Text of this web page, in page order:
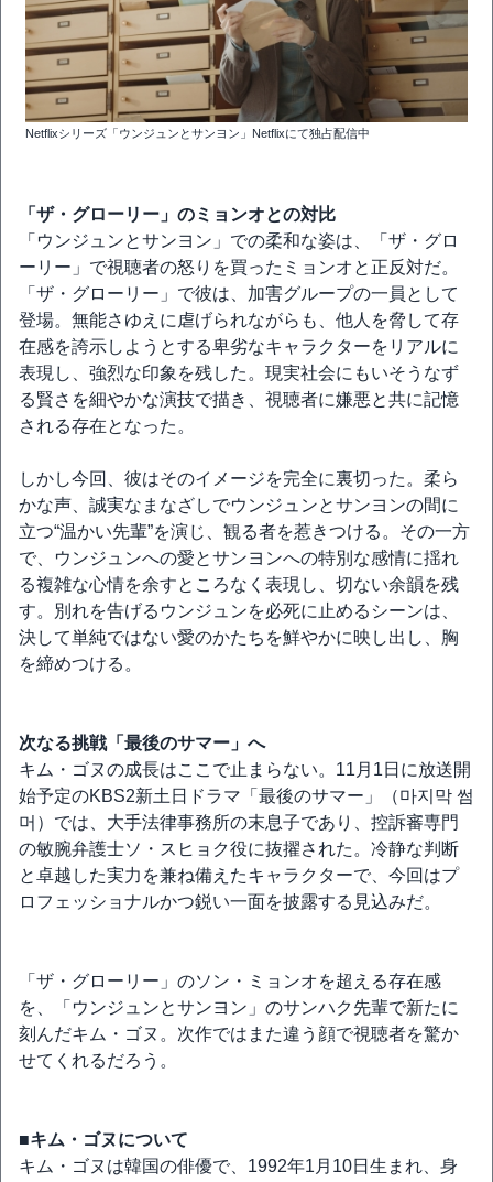
Netflixシリーズ「ウンジュンとサンヨン」Netflixにて独占配信中
「ザ・グローリー」のミョンオとの対比
「ウンジュンとサンヨン」での柔和な姿は、「ザ・グロ
ーリー」で視聴者の怒りを買ったミョンオと正反対だ。
「ザ・グローリー」で彼は、加害グループの一員として
登場。無能さゆえに虐げられながらも、他人を脅して存
在感を誇示しようとする卑劣なキャラクターをリアルに
表現し、強烈な印象を残した。現実社会にもいそうなず
る賢さを細やかな演技で描き、視聴者に嫌悪と共に記憶
される存在となった。
しかし今回、彼はそのイメージを完全に裏切った。柔ら
かな声、誠実なまなざしでウンジュンとサンヨンの間に
立つ“温かい先輩”を演じ、観る者を惹きつける。その一方
で、ウンジュンへの愛とサンヨンへの特別な感情に揺れ
る複雑な心情を余すところなく表現し、切ない余韻を残
す。別れを告げるウンジュンを必死に止めるシーンは、
決して単純ではない愛のかたちを鮮やかに映し出し、胸
を締めつける。
次なる挑戦「最後のサマー」へ
キム・ゴヌの成長はここで止まらない。11月1日に放送開
始予定のKBS2新土日ドラマ「最後のサマー」（마지막 썸
머）では、大手法律事務所の末息子であり、控訴審専門
の敏腕弁護士ソ・スヒョク役に抜擢された。冷静な判断
と卓越した実力を兼ね備えたキャラクターで、今回はプ
ロフェッショナルかつ鋭い一面を披露する見込みだ。
「ザ・グローリー」のソン・ミョンオを超える存在感
を、「ウンジュンとサンヨン」のサンハク先輩で新たに
刻んだキム・ゴヌ。次作ではまた違う顔で視聴者を驚か
せてくれるだろう。
■キム・ゴヌについて
キム・ゴヌは韓国の俳優で、1992年1月10日生まれ、身